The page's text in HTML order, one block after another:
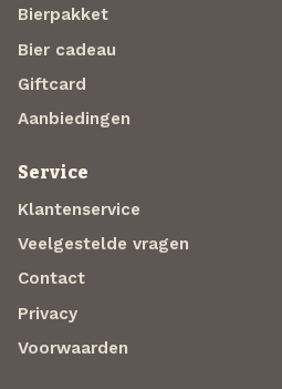
Bierpakket
Bier cadeau
Giftcard
Aanbiedingen
Service
Klantenservice
Veelgestelde vragen
Contact
Privacy
Voorwaarden